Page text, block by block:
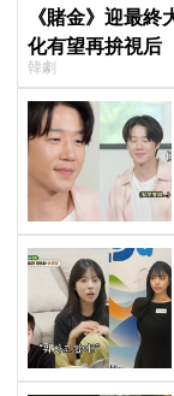
《賭金》迎最
化有望再拚視后
韓劇